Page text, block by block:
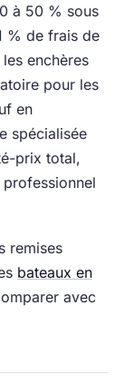
à 50 % sous
% de frais de
enchères
pour les
en
spécialisée
prix total,
remises
bateaux en
avec